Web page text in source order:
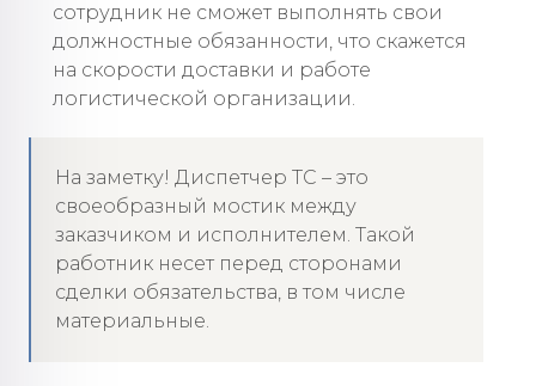
сотрудник не сможет выполнять свои
должностные обязанности, что скажется
на скорости доставки и работе
логистической организации.
На заметку! Диспетчер ТС – это
своеобразный мостик между
заказчиком и исполнителем. Такой
работник несет перед сторонами
сделки обязательства, в том числе
материальные.